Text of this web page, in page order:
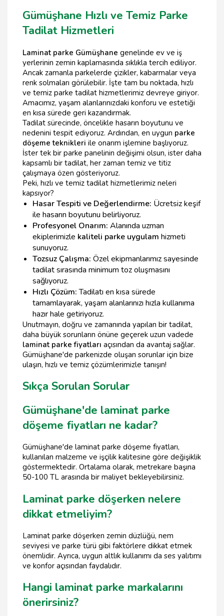
Gümüşhane Hızlı ve Temiz Parke
Tadilat Hizmetleri
Laminat parke Gümüşhane genelinde ev ve iş
yerlerinin zemin kaplamasında sıklıkla tercih ediliyor.
Ancak zamanla parkelerde çizikler, kabarmalar veya
renk solmaları görülebilir. İşte tam bu noktada, hızlı
ve temiz parke tadilat hizmetlerimiz devreye giriyor.
Amacımız, yaşam alanlarınızdaki konforu ve estetiği
en kısa sürede geri kazandırmak.
Tadilat sürecinde, öncelikle hasarın boyutunu ve
nedenini tespit ediyoruz. Ardından, en uygun parke
döşeme teknikleri ile onarım işlemine başlıyoruz.
İster tek bir parke panelinin değişimi olsun, ister daha
kapsamlı bir tadilat, her zaman temiz ve titiz
çalışmaya özen gösteriyoruz.
Peki, hızlı ve temiz tadilat hizmetlerimiz neleri
kapsıyor?
Hasar Tespiti ve Değerlendirme: Ücretsiz keşif
ile hasarın boyutunu belirliyoruz.
Profesyonel Onarım: Alanında uzman
ekiplerimizle kaliteli parke uygulam hizmeti
sunuyoruz.
Tozsuz Çalışma: Özel ekipmanlarımız sayesinde
tadilat sırasında minimum toz oluşmasını
sağlıyoruz.
Hızlı Çözüm:Tadilatı en kısa sürede
tamamlayarak, yaşam alanlarınızı hızla kullanıma
hazır hale getiriyoruz.
Unutmayın, doğru ve zamanında yapılan bir tadilat,
daha büyük sorunların önüne geçerek uzun vadede
laminat parke fiyatları açısından da avantaj sağlar.
Gümüşhane'de parkenizde oluşan sorunlar için bize
ulaşın, hızlı ve temiz çözümlerimizle tanışın!
Sıkça Sorulan Sorular
Gümüşhane'de laminat parke
döşeme fiyatları ne kadar?
Gümüşhane'de laminat parke döşeme fiyatları,
kullanılan malzeme ve işçilik kalitesine göre değişiklik
göstermektedir. Ortalama olarak, metrekare başına
50-100 TL arasında bir maliyet bekleyebilirsiniz.
Laminat parke döşerken nelere
dikkat etmeliyim?
Laminat parke döşerken zemin düzlüğü, nem
seviyesi ve parke türü gibi faktörlere dikkat etmek
önemlidir. Ayrıca, uygun altlık kullanımı da ses yalıtımı
ve konfor açısından faydalıdır.
Hangi laminat parke markalarını
önerirsiniz?